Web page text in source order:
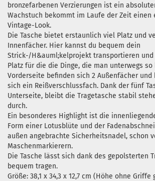
bronzefarbenen Verzierungen ist ein
Wachstuch bekommt im Laufe der Zeit einen
Vintage-Look.
Die Tasche bietet erstaunlich viel Platz und
Innenfächer. Hier kannst du bequem dein
Strick-/H&auml;kelprojekt transportieren und
Platz für die die Dinge, die man unterwegs
Vorderseite befinden sich 2 Außenfächer
sich ein Reißverschlussfach. Dank der fünf
Unterseite, bleibt die Tragetasche stabil
durch.
Ein besonderes Highlight ist die
Form einer Lotusblüte und der
außen angebrachte Sicherheitsnadel, schon
Maschenmarkierern.
Die Tasche lässt sich dank des gepolsterten
bequem tragen.
Größe: 38,1 x 34,3 x 12,7 cm (Höhe ohne Griffe